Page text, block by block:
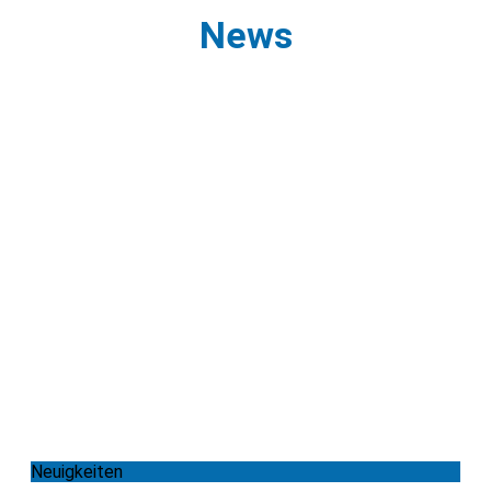
News
Neuigkeiten